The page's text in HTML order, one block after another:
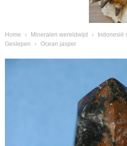
Home › Mineralen wereldwijd › Indonesië
Geslepen
› Ocean jasper